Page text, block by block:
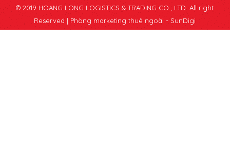
© 2019 HOANG LONG LOGISTICS & TRADING CO., LTD. All right
Reserved | Phòng marketing thuê ngoài - SunDigi